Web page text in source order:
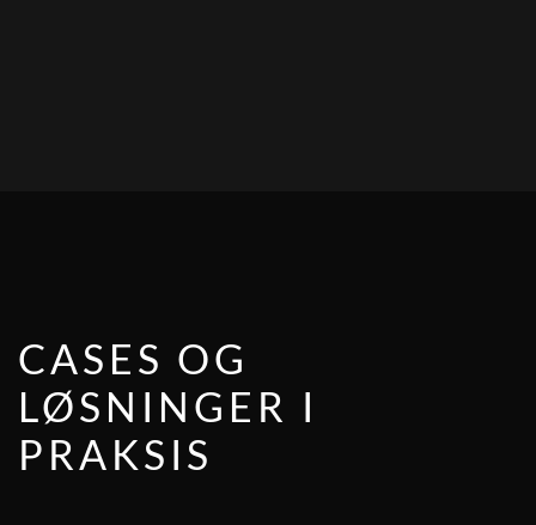
CASES OG
LØSNINGER I
PRAKSIS